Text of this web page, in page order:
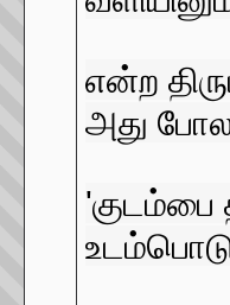
என்ற
அது
'குடம்பை
உடம்பொடு